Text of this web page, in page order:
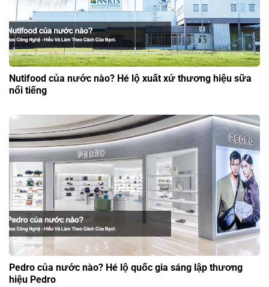
Nutifood của nước nào? Hé lộ xuất xứ thương hiệu sữa
nổi tiếng
Pedro của nước nào? Hé lộ quốc gia sáng lập thương
hiệu Pedro